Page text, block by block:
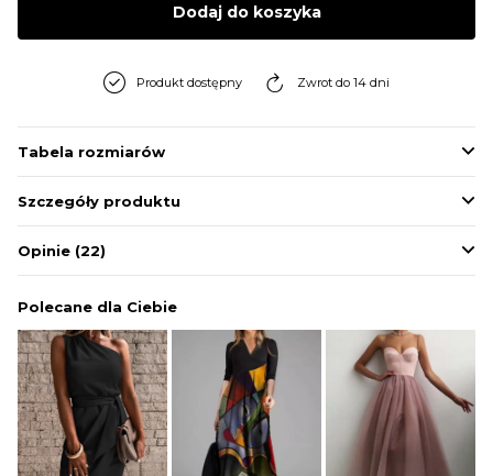
SWETRY
BIELIZNA
Dodaj do koszyka
Produkt dostępny Zwrot do 14 dni
Tabela rozmiarów
Szczegóły produktu
Opinie (22)
Polecane dla Ciebie